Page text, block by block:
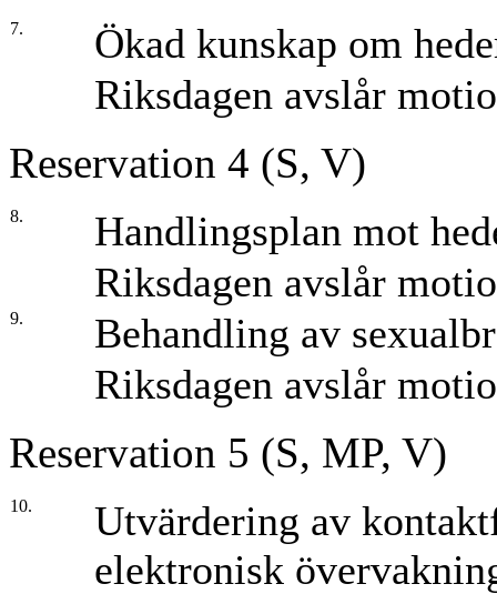
7.
Ökad kunskap om
Riksdagen avslår
Reservation 4 (S, V)
8.
Handlingsplan mot
Riksdagen avslår
9.
Behandling av
Riksdagen avslår
Reservation 5 (S, MP, V)
10.
Utvärdering av
elektronisk